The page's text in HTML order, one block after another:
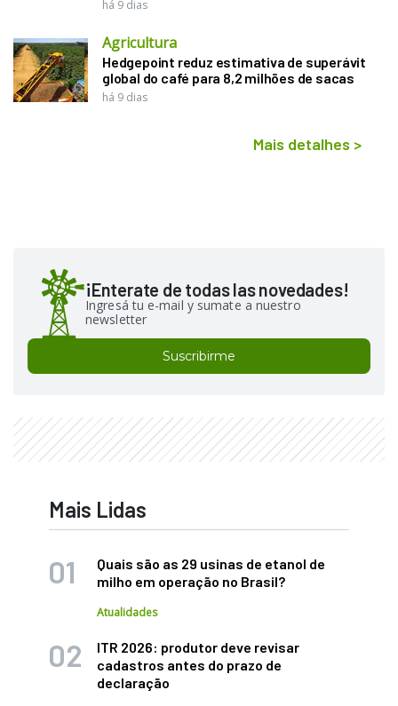
há 9 dias
Agricultura
Hedgepoint reduz estimativa de superávit
global do café para 8,2 milhões de sacas
há 9 dias
Mais detalhes >
¡Enterate de todas las novedades!
Ingresá tu e-mail y sumate a nuestro
newsletter
Suscribirme
Mais Lidas
Quais são as 29 usinas de etanol de
milho em operação no Brasil?
Atualidades
ITR 2026: produtor deve revisar
cadastros antes do prazo de
declaração